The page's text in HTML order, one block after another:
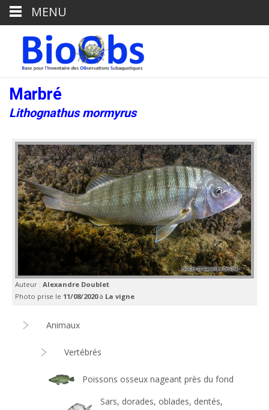
Marbré
Lithognathus mormyrus
Auteur : Alexandre Doublet
Photo prise le 11/08/2020à La vigne
Animaux
Vertébrés
Poissons osseux nageant près du fond
Sars, dorades, oblades, dentés,
MENU